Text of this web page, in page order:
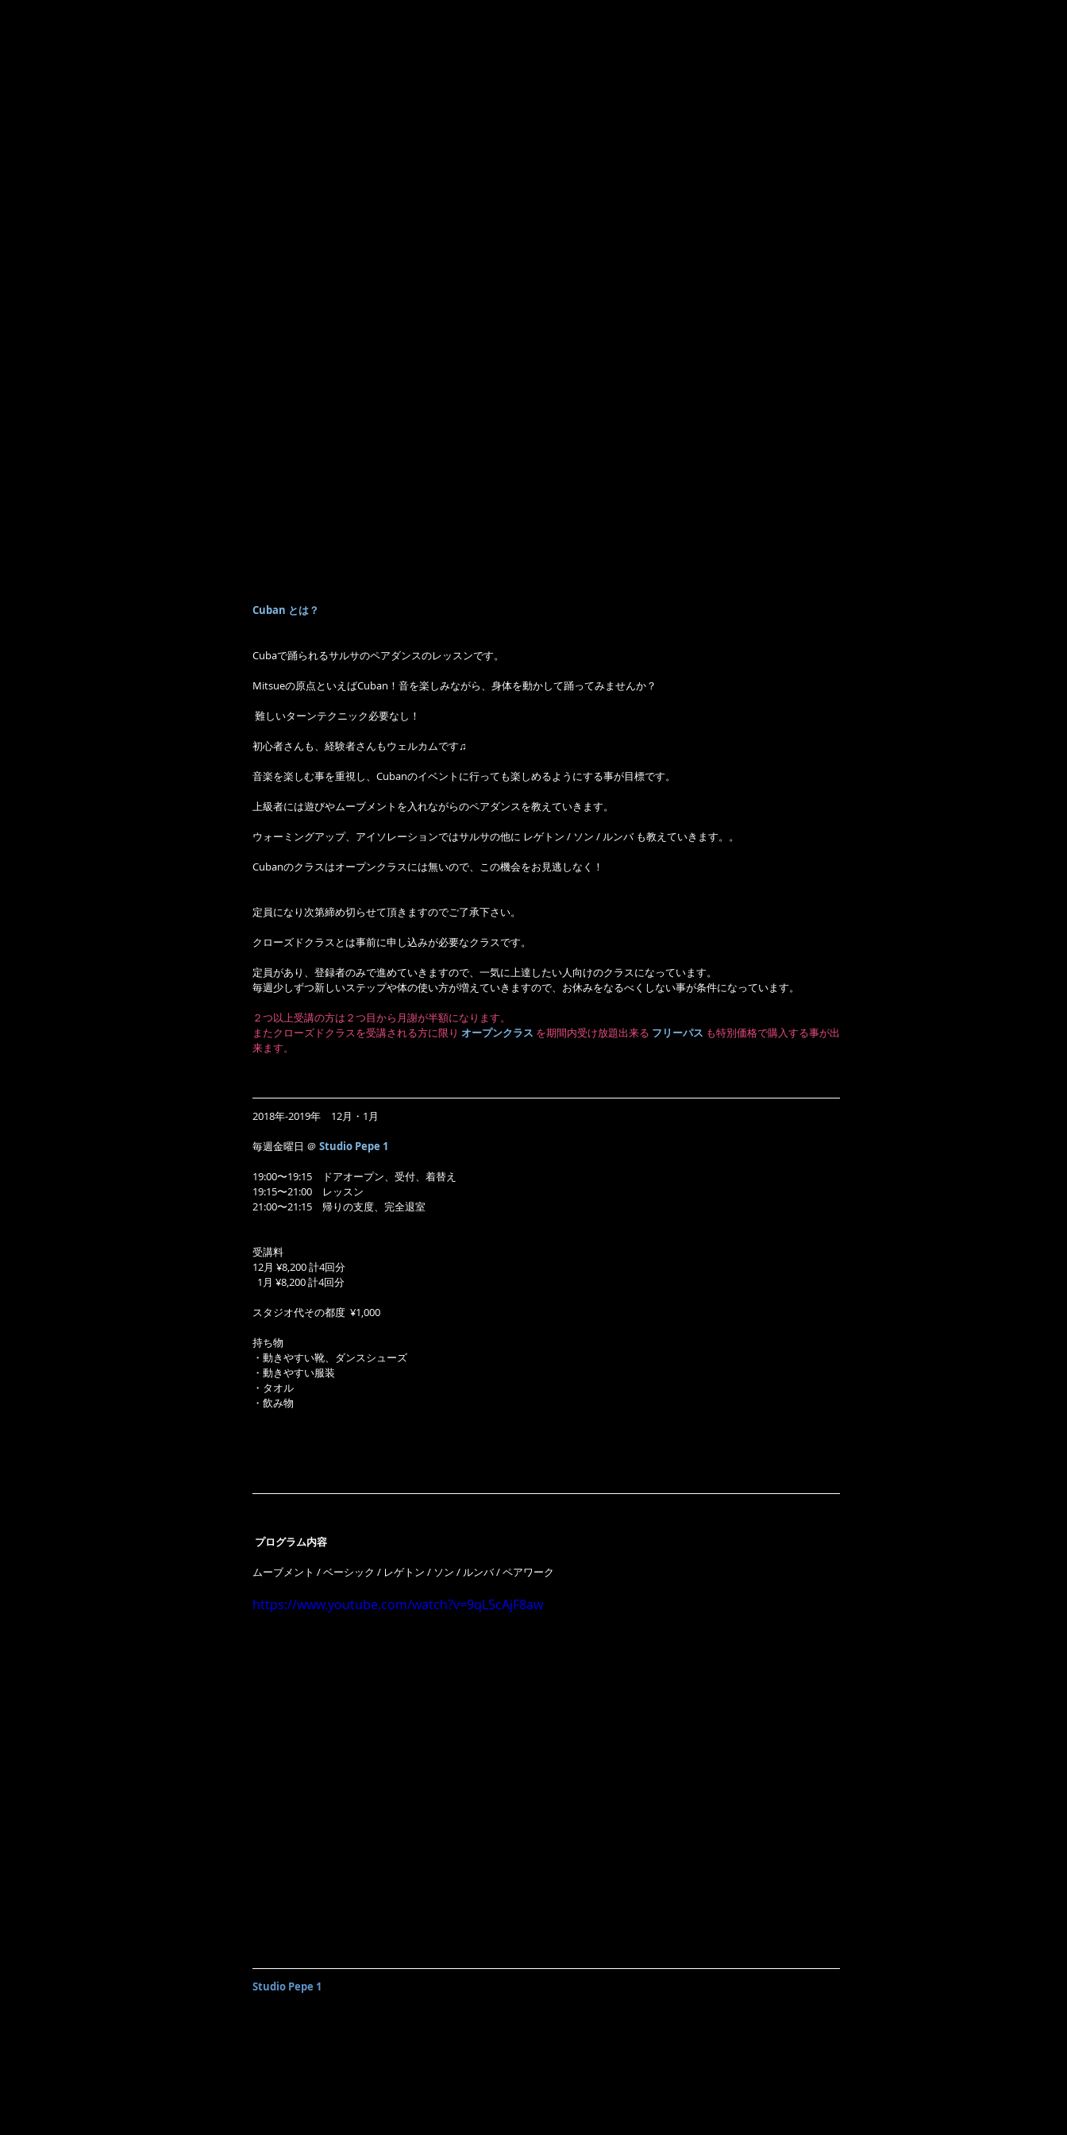
Cuban とは？
Cubaで踊られるサルサのペアダンスのレッスンです。
Mitsueの原点といえばCuban！音を楽しみながら、身体を動かして踊ってみませんか？
難しいターンテクニック必要なし！
初心者さんも、経験者さんもウェルカムです♫
音楽を楽しむ事を重視し、Cubanのイベントに行っても楽しめるようにする事が目標です。
上級者には遊びやムーブメントを入れながらのペアダンスを教えていきます。
ウォーミングアップ、アイソレーションではサルサの他に レゲトン / ソン / ルンバ も教えていきます。。
Cubanのクラスはオープンクラスには無いので、この機会をお見逃しなく！
定員になり次第締め切らせて頂きますのでご了承下さい。
クローズドクラスとは事前に申し込みが必要なクラスです。
定員があり、登録者のみで進めていきますので、一気に上達したい人向けのクラスになっています。
毎週少しずつ新しいステップや体の使い方が増えていきますので、お休みをなるべくしない事が条件になっています。
２つ以上受講の方は２つ目から月謝が半額になります。
またクローズドクラスを受講される方に限り オープンクラス を期間内受け放題出来る フリーパス も特別価格で購入する事が出
来ます。
2018年-2019年　12月・1月
毎週金曜日 ＠ Studio Pepe 1
19:00〜19:15　ドアオープン、受付、着替え
19:15〜21:00　レッスン
21:00〜21:15　帰りの支度、完全退室
受講料
12月 ¥8,200 計4回分
  1月 ¥8,200 計4回分
スタジオ代その都度  ¥1,000
持ち物
・動きやすい靴、ダンスシューズ
・動きやすい服装
・タオル
・飲み物
プログラム内容
ムーブメント / ベーシック / レゲトン / ソン / ルンバ / ペアワーク
https://www.youtube.com/watch?v=9qL5cAjF8aw
Studio Pepe 1